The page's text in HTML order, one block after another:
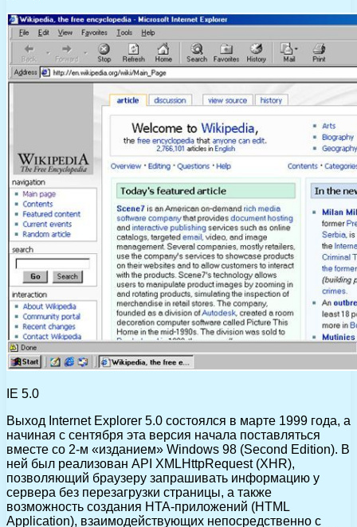
IE 5.0
Выход Internet Explorer 5.0 состоялся в марте 1999 года, а
начиная с сентября эта версия начала поставляться
вместе со 2-м «изданием» Windows 98 (Second Edition). В
ней был реализован API XMLHttpRequest (XHR),
позволяющий браузеру запрашивать информацию у
сервера без перезагрузки страницы, а также
возможность создания HTA-приложений (HTML
Application), взаимодействующих непосредственно с